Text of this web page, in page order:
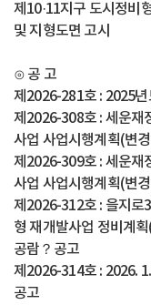
제10·11지구 도시정비
및 지형도면 고시
⊙ 공 고
제2026-281호 : 2025
제2026-308호 : 세운재
사업 사업시행계획(변
제2026-309호 : 세운재
사업 사업시행계획(변
제2026-312호 : 을지로
형 재개발사업 정비계
공람？공고
제2026-314호 : 2026.
공고